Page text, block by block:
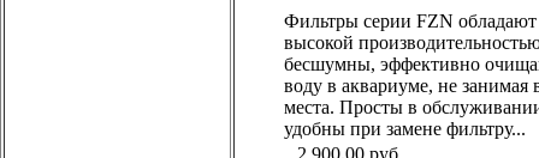
Фильтры серии FZN обладают
высокой
бесшумны, эффективно
воду в аквариуме, не занимая
места. Просты в
удобны при замене фильтру...